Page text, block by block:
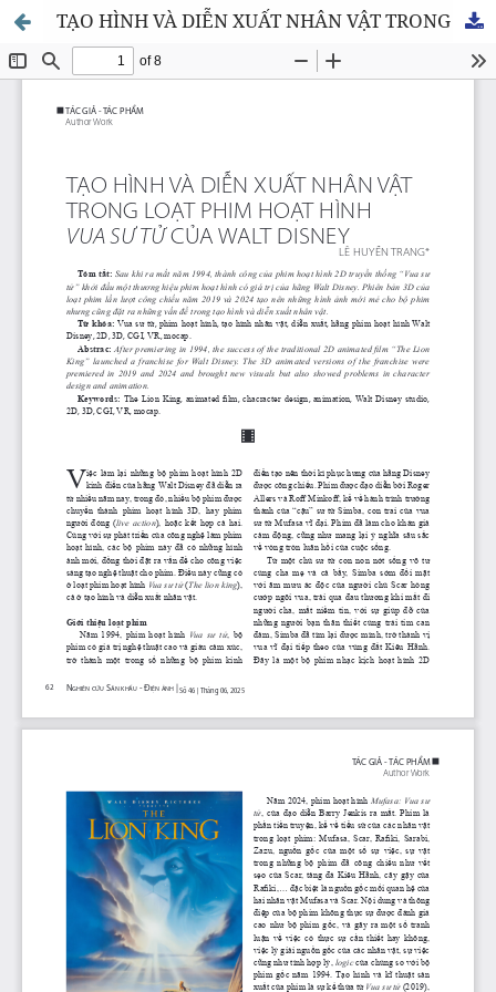
TẠO HÌNH VÀ DIỄN XUẤT NHÂN VẬT TRONG LOẠT PHIM HOẠT HÌNH VUA SƯ TỬ CỦA WALT DISNEY